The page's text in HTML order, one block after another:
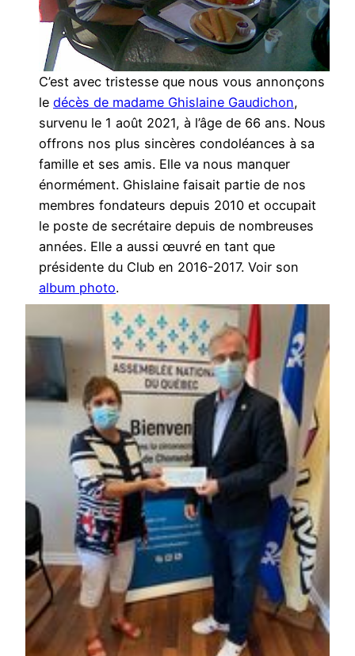
C’est avec tristesse que nous vous annonçons
le décès de madame Ghislaine Gaudichon,
survenu le 1 août 2021, à l’âge de 66 ans. Nous
offrons nos plus sincères condoléances à sa
famille et ses amis. Elle va nous manquer
énormément. Ghislaine faisait partie de nos
membres fondateurs depuis 2010 et occupait
le poste de secrétaire depuis de nombreuses
années. Elle a aussi œuvré en tant que
présidente du Club en 2016-2017. Voir son
album photo.